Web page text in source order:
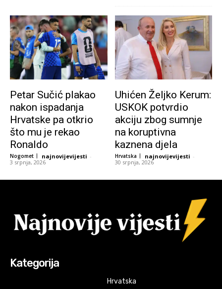
Petar Sučić plakao
nakon ispadanja
Hrvatske pa otkrio
što mu je rekao
Ronaldo
Nogomet najnovijevijesti -
3 srpnja, 2026
Uhićen Željko Kerum:
USKOK potvrdio
akciju zbog sumnje
na koruptivna
kaznena djela
Hrvatska najnovijevijesti -
30 srpnja, 2026
Kategorija
Hrvatska